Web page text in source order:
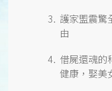
護家盟震驚
由
借屍還魂的
健康，娶美